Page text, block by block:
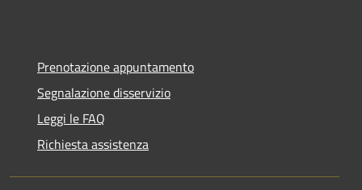
Prenotazione appuntamento
Segnalazione disservizio
Leggi le FAQ
Richiesta assistenza